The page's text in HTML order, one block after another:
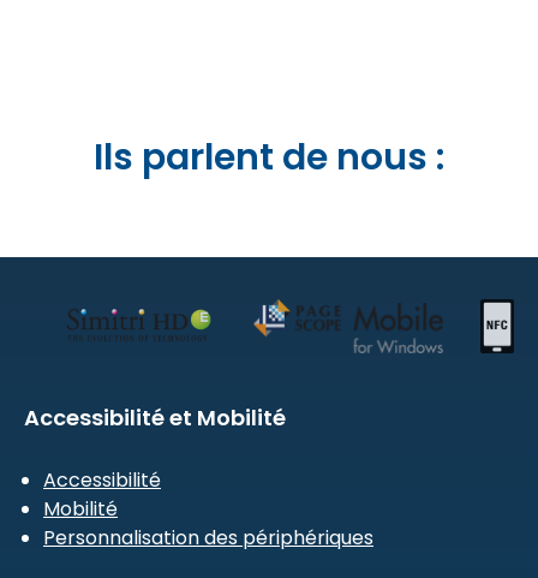
Ils parlent de nous :
Accessibilité et Mobilité
Accessibilité
Mobilité
Personnalisation des périphériques